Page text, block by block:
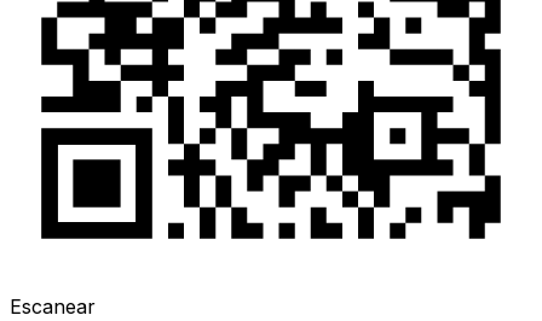
Escanear